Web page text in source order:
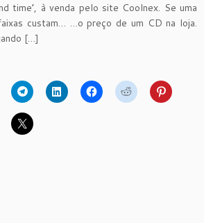
time’, à venda pelo site Coolnex. Se uma
custam… …o preço de um CD na loja.
[…]